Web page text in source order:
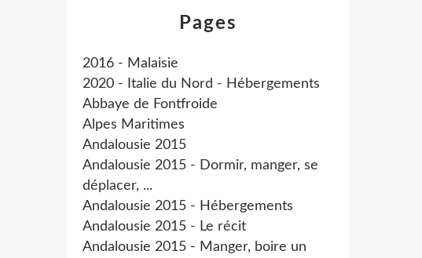
Pages
2016 - Malaisie
2020 - Italie du Nord - Hébergements
Abbaye de Fontfroide
Alpes Maritimes
Andalousie 2015
Andalousie 2015 - Dormir, manger, se
déplacer, ...
Andalousie 2015 - Hébergements
Andalousie 2015 - Le récit
Andalousie 2015 - Manger, boire un